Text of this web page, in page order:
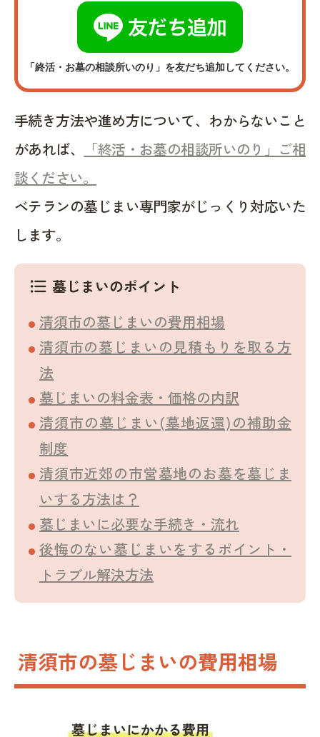
「終活・お墓の相談所いのり」を友だち追加してください。
手続き方法や進め方について、わからないこと
があれば、
「終活・お墓の相談所いのり」ご相
談ください。
ベテランの墓じまい専門家がじっくり対応いた
します。
format_list_bulleted 墓じまいのポイント
清須市の墓じまいの費用相場
清須市の墓じまいの見積もりを取る方
法
墓じまいの料金表・価格の内訳
清須市の墓じまい(墓地返還)の補助金
制度
清須市近郊の市営墓地のお墓を墓じま
いする方法は？
墓じまいに必要な手続き・流れ
後悔のない墓じまいをするポイント・
トラブル解決方法
清須市の墓じまいの費用相場